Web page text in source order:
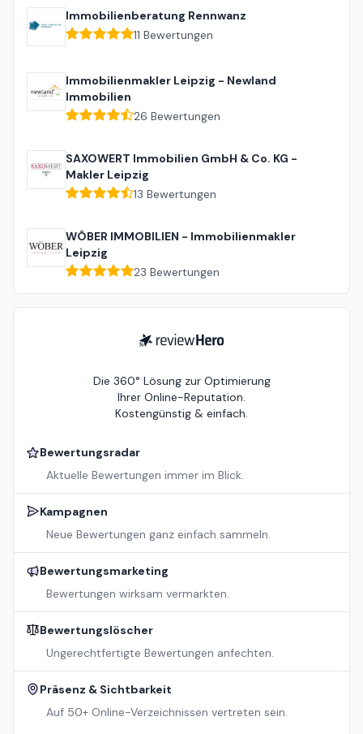
Immobilienberatung Rennwanz
11 Bewertungen
Immobilienmakler Leipzig - Newland
Immobilien
26 Bewertungen
SAXOWERT Immobilien GmbH & Co. KG -
Makler Leipzig
13 Bewertungen
WÖBER IMMOBILIEN - Immobilienmakler
Leipzig
23 Bewertungen
ReviewHero
Die 360° Lösung zur Optimierung
Ihrer Online-Reputation.
Kostengünstig & einfach.
Bewertungsradar
Aktuelle Bewertungen immer im Blick.
Kampagnen
Neue Bewertungen ganz einfach sammeln.
Bewertungsmarketing
Bewertungen wirksam vermarkten.
Bewertungslöscher
Ungerechtfertigte Bewertungen anfechten.
Präsenz & Sichtbarkeit
Auf 50+ Online-Verzeichnissen vertreten sein.